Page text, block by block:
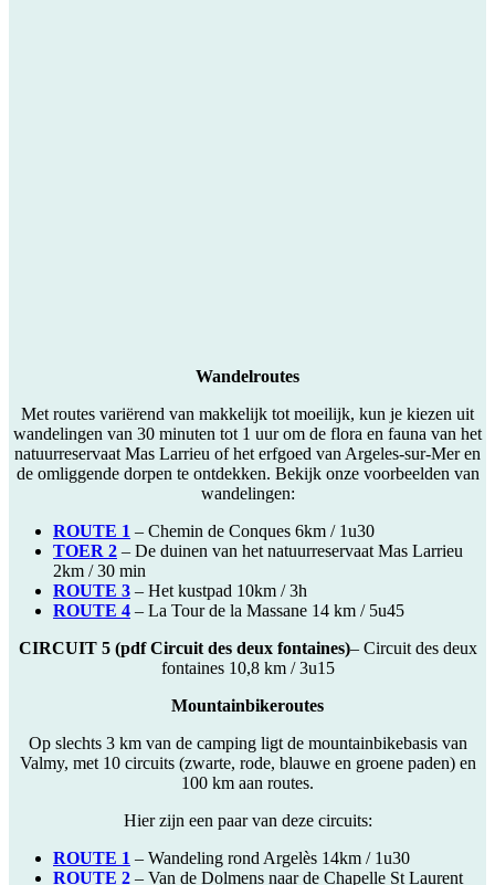
Wandelroutes
Met routes variërend van makkelijk tot moeilijk, kun je kiezen uit
wandelingen van 30 minuten tot 1 uur om de flora en fauna van het
natuurreservaat Mas Larrieu of het erfgoed van Argeles-sur-Mer en
de omliggende dorpen te ontdekken. Bekijk onze voorbeelden van
wandelingen:
ROUTE 1 – Chemin de Conques 6km / 1u30
TOER 2 – De duinen van het natuurreservaat Mas Larrieu
2km / 30 min
ROUTE 3 – Het kustpad 10km / 3h
ROUTE 4 – La Tour de la Massane 14 km / 5u45
CIRCUIT 5 (pdf Circuit des deux fontaines)– Circuit des deux
fontaines 10,8 km / 3u15
Mountainbikeroutes
Op slechts 3 km van de camping ligt de mountainbikebasis van
Valmy, met 10 circuits (zwarte, rode, blauwe en groene paden) en
100 km aan routes.
Hier zijn een paar van deze circuits:
ROUTE 1 – Wandeling rond Argelès 14km / 1u30
ROUTE 2 – Van de Dolmens naar de Chapelle St Laurent